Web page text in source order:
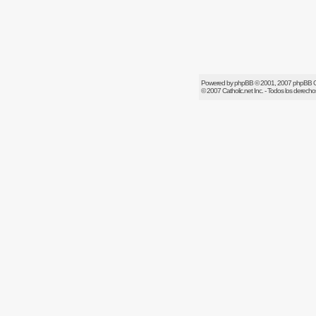
Powered byphpBB© 2001, 2007 phpBB
© 2007Catholic.netInc. - Todos los